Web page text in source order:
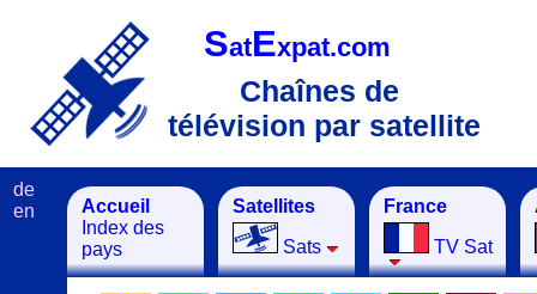
SatExpat.com
Chaînes de
télévision par satellite
Accueil
Index des
pays
Satellites
Sats
France
TV Sat
de
en